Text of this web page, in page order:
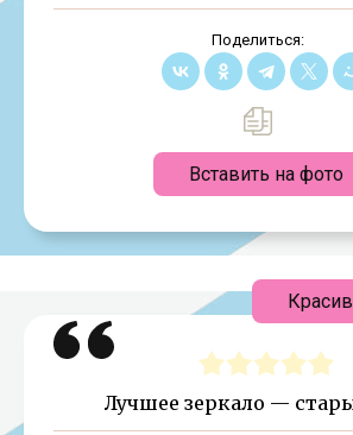
Поделиться:
Вставить на фото
Лучшее зеркало —